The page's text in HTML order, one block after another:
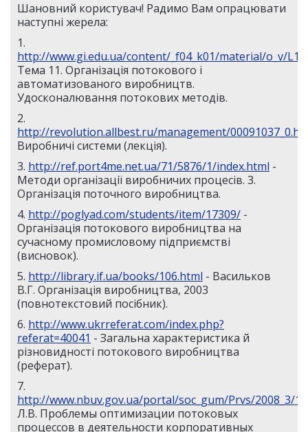
Шановний користувач! Радимо Вам опрацювати
наступні жерела:
1.
http://www.gi.edu.ua/content/_f04_k01/material/o_v/
Тема 11. Організація потокового і
автоматизованого виробництв.
Удосконалювання потокових методів.
2.
http://revolution.allbest.ru/management/
Виробничi системи (лекція).
3. http://ref.port4me.net.ua/71/5876/1/index.html -
Методи організації виробничих процесів. 3.
Організація поточного виробництва.
4. http://poglyad.com/students/item/17309/ -
Організація потокового виробництва на
сучасному промисловому підприємстві
(висновок).
5. http://library.if.ua/books/106.html - Васильков
В.Г. Організація виробництва, 2003
(повнотекстовий посібник).
6. http://www.ukrreferat.com/index.php?
referat=40041 - Загальна характеристика й
різновидності потокового виробництва
(реферат).
7.
http://www.nbuv.gov.ua/portal/soc_gum/Prvs/2008_3/
Л.В. Проблемы оптимизации потоковых
процессов в деятельности корпоративных